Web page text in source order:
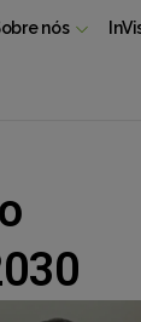
nós